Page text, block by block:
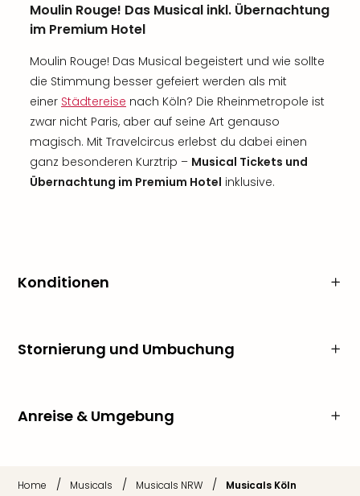
Moulin Rouge! Das Musical inkl. Übernachtung
im Premium Hotel
Moulin Rouge! Das Musical begeistert und wie sollte
die Stimmung besser gefeiert werden als mit
einer Städtereise nach Köln? Die Rheinmetropole ist
zwar nicht Paris, aber auf seine Art genauso
magisch. Mit Travelcircus erlebst du dabei einen
ganz besonderen Kurztrip – Musical Tickets und
Übernachtung im Premium Hotel inklusive.
Konditionen
Stornierung und Umbuchung
Anreise & Umgebung
Home / Musicals / Musicals NRW / Musicals Köln